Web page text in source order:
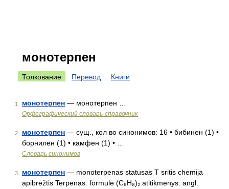
монотерпен
Толкование Перевод Книги
1 монотерпен — монотерпен …
Орфографический словарь-справочник
2 монотерпен — сущ., кол во синонимов: 16 • бибинен (1) •
борнилен (1) • камфен (1) • …
Словарь синонимов
3 монотерпен — monoterpenas statusas T sritis chemija
apibrėžtis Terpenas. formulė (C₅H₈)₂ atitikmenys: angl.